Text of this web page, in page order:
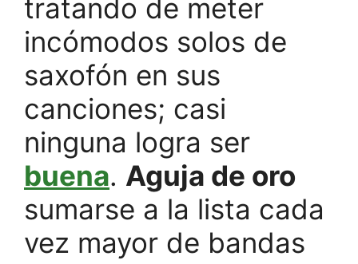
tratando de meter
incómodos solos de
saxofón en sus
canciones; casi
ninguna logra ser
buena. Aguja de oro
sumarse a la lista cada
vez mayor de bandas